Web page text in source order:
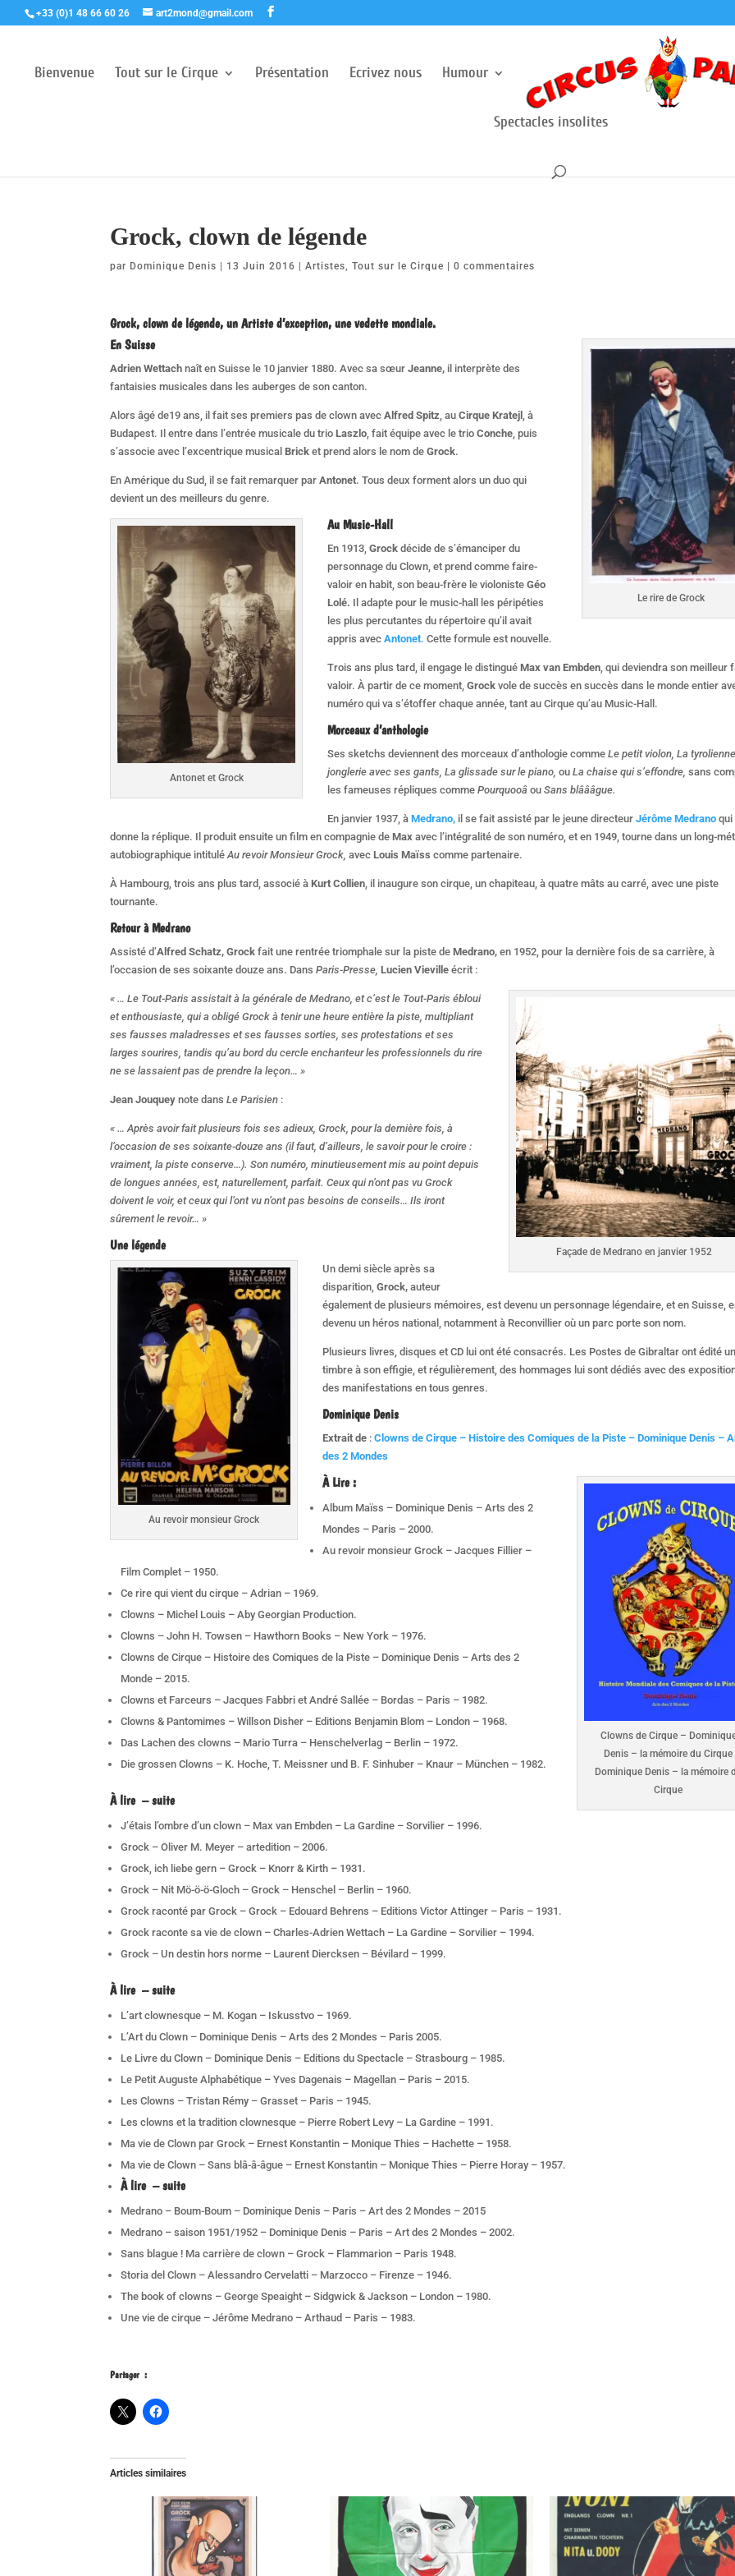
+33 (0)1 48 66 60 26 art2mond@gmail.com
Bienvenue Tout sur le Cirque Présentation Ecrivez nous Humour
Spectacles insolites
Grock, clown de légende
par Dominique Denis 13 Juin 2016 |Artistes,Tout sur le Cirque |0 commentaires
Grock, clown de légende, un Artiste d’exception, une vedette mondiale.
Le rire de Grock
En Suisse
Adrien Wettach naît en Suisse le 10 janvier 1880. Avec sa sœurJeanne, il interprète des
fantaisies musicales dans les auberges de son canton.
Alors âgé de19 ans, il fait ses premiers pas de clown avecAlfred Spitz, auCirque Kratejl , à
Budapest. Il entre dans l’entrée musicale du trioLaszlo, fait équipe avec le trioConche, puis
s’associe avec l’excentrique musicalBrick et prend alors le nom deGrock.
En Amérique du Sud, il se fait remarquer parAntonet. Tous deux forment alors un duo qui
devient un des meilleurs du genre.
Antonet et Grock
Au Music-Hall
En 1913,Grock décide de s’émanciper du
personnage du Clown, et prend comme faire-
valoir en habit, son beau-frère le violonisteGéo
Lolé. Il adapte pour le music-hall les péripéties
les plus percutantes du répertoire qu’il avait
appris avecAntonet.Cette formule est nouvelle.
Trois ans plus tard, il engage le distinguéMax van Embden, qui deviendra son meilleur
valoir. À partir de ce moment,Grock vole de succès en succès dans le monde entier
numéro qui va s’étoffer chaque année, tant au Cirque qu’au Music-Hall.
Morceaux d’anthologie
Ses sketchs deviennent des morceaux d’anthologie commeLe petit violon, La
jonglerie avec ses gants, La glissade sur le piano,ouLa chaise qui s’effondre,sans
les fameuses répliques commePourquooâ ouSans blâââgue.
En janvier 1937, àMedrano, il se fait assisté par le jeune directeur Jérôme Medrano qui
donne la réplique. Il produit ensuite un film en compagnie deMax avec l’intégralité de son numéro, et en 1949, tourne dans un long-
autobiographique intituléAu revoir Monsieur Grock,avecLouis Maïss comme partenaire.
À Hambourg, trois ans plus tard, associé àKurt Collien, il inaugure son cirque, un chapiteau, à quatre mâts au carré, avec une piste
tournante.
Retour à Medrano
Assisté d’Alfred Schatz, Grock fait une rentrée triomphale sur la piste deMedrano,en 1952, pour la dernière fois de sa carrière, à
l’occasion de ses soixante douze ans. DansParis-Presse,Lucien Vieville écrit :
Façade de Medrano en janvier 1952
« … Le Tout-Paris assistait à la générale de Medrano, et c’est le Tout-Paris ébloui
et enthousiaste, qui a obligé Grock à tenir une heure entière la piste, multipliant
ses fausses maladresses et ses fausses sorties, ses protestations et ses
larges sourires, tandis qu’au bord du cercle enchanteur les professionnels du rire
ne se lassaient pas de prendre la leçon… »
Jean Jouquey note dansLe Parisien :
« … Après avoir fait plusieurs fois ses adieux, Grock, pour la dernière fois, à
l’occasion de ses soixante-douze ans (il faut, d’ailleurs, le savoir pour le croire :
vraiment, la piste conserve…). Son numéro, minutieusement mis au point depuis
de longues années, est, naturellement, parfait. Ceux qui n’ont pas vu Grock
doivent le voir, et ceux qui l’ont vu n’ont pas besoins de conseils… Ils iront
sûrement le revoir… »
Une légende
Au revoir monsieur Grock
Un demi siècle après sa
disparition,Grock, auteur
également de plusieurs mémoires, est devenu un personnage légendaire, et en Suisse,
devenu un héros national, notamment à Reconvillier où un parc porte son nom.
Plusieurs livres, disques et CD lui ont été consacrés. Les Postes de Gibraltar ont édité
timbre à son effigie, et régulièrement, des hommages lui sont dédiés avec des
des manifestations en tous genres.
Dominique Denis
Extrait de : Clowns de Cirque – Histoire des Comiques de la Piste – Dominique Denis –
des 2 Mondes
Clowns de Cirque –
Denis – la mémoire du Cirque
Dominique Denis – la mémoire
Cirque
À Lire:
Album Maïss – Dominique Denis – Arts des 2
Mondes – Paris – 2000.
Au revoir monsieur Grock – Jacques Fillier –
Film Complet – 1950.
Ce rire qui vient du cirque – Adrian – 1969.
Clowns – Michel Louis – Aby Georgian Production.
Clowns – John H. Towsen – Hawthorn Books – New York – 1976.
Clowns de Cirque – Histoire des Comiques de la Piste – Dominique Denis – Arts des 2
Monde – 2015.
Clowns et Farceurs – Jacques Fabbri et André Sallée – Bordas – Paris – 1982.
Clowns & Pantomimes – Willson Disher – Editions Benjamin Blom – London – 1968.
Das Lachen des clowns – Mario Turra – Henschelverlag – Berlin – 1972.
Die grossen Clowns – K. Hoche, T. Meissner und B. F. Sinhuber – Knaur – München – 1982.
À lire – suite
J’étais l’ombre d’un clown – Max van Embden – La Gardine – Sorvilier – 1996.
Grock – Oliver M. Meyer – artedition – 2006.
Grock, ich liebe gern – Grock – Knorr & Kirth – 1931.
Grock – Nit Mö-ö-ö-Gloch – Grock – Henschel – Berlin – 1960.
Grock raconté par Grock – Grock – Edouard Behrens – Editions Victor Attinger – Paris – 1931.
Grock raconte sa vie de clown – Charles-Adrien Wettach – La Gardine – Sorvilier – 1994.
Grock – Un destin hors norme – Laurent Diercksen – Bévilard – 1999.
À lire – suite
L’art clownesque – M. Kogan – Iskusstvo – 1969.
L’Art du Clown – Dominique Denis – Arts des 2 Mondes – Paris 2005.
Le Livre du Clown – Dominique Denis – Editions du Spectacle – Strasbourg – 1985.
Le Petit Auguste Alphabétique – Yves Dagenais – Magellan – Paris – 2015.
Les Clowns – Tristan Rémy – Grasset – Paris – 1945.
Les clowns et la tradition clownesque – Pierre Robert Levy – La Gardine – 1991.
Ma vie de Clown par Grock – Ernest Konstantin – Monique Thies – Hachette – 1958.
Ma vie de Clown – Sans blâ-â-âgue – Ernest Konstantin – Monique Thies – Pierre Horay – 1957.
À lire – suite
Medrano – Boum-Boum – Dominique Denis – Paris – Art des 2 Mondes – 2015
Medrano – saison 1951/1952 – Dominique Denis – Paris – Art des 2 Mondes – 2002.
Sans blague ! Ma carrière de clown – Grock – Flammarion – Paris 1948.
Storia del Clown – Alessandro Cervelatti – Marzocco – Firenze – 1946.
The book of clowns – George Speaight – Sidgwick & Jackson – London – 1980.
Une vie de cirque – Jérôme Medrano – Arthaud – Paris – 1983.
Partager :
Articles similaires